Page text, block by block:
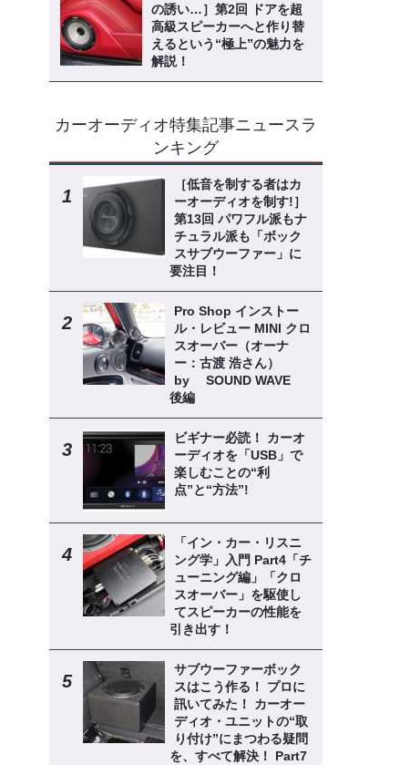
の誘い…］第2回 ドアを超
高級スピーカーへと作り替
えるという“極上”の魅力を
解説！
カーオーディオ特集記事ニュースラ
ンキング
［低音を制する者はカ
ーオーディオを制す!］
第13回 パワフル派もナ
チュラル派も「ボック
スサブウーファー」に
要注目！
Pro Shop インストー
ル・レビュー MINI クロ
スオーバー（オーナ
ー：古渡 浩さん）
by SOUND WAVE
後編
ビギナー必読！ カーオ
ーディオを「USB」で
楽しむことの“利
点”と“方法”!
「イン・カー・リスニ
ング学」入門 Part4「チ
ューニング編」「クロ
スオーバー」を駆使し
てスピーカーの性能を
引き出す！
サブウーファーボック
スはこう作る！ プロに
訊いてみた！ カーオー
ディオ・ユニットの“取
り付け”にまつわる疑問
を、すべて解決！ Part7